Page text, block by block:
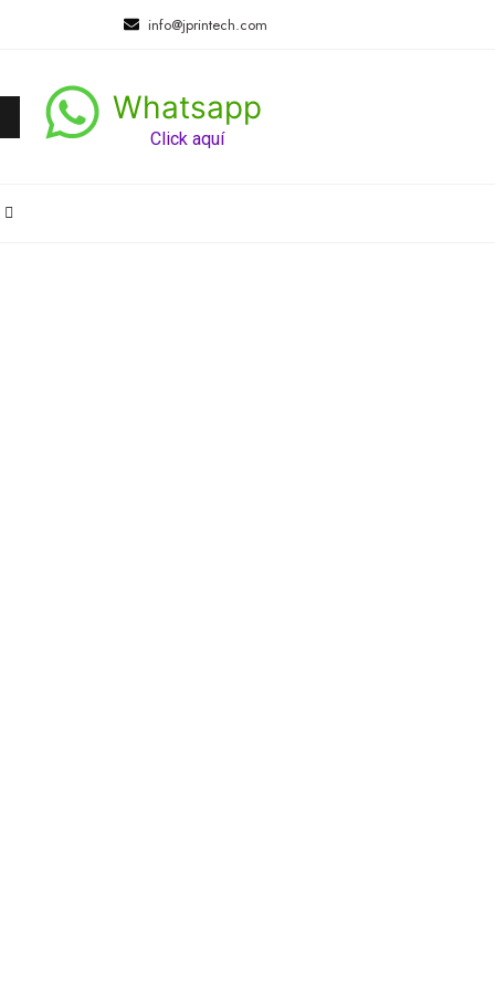
info@jprintech.com
Whatsapp
Click aquí